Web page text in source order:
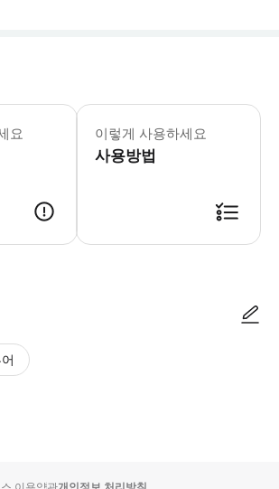
요
* 소요시간 : 180분 (옵션에 따라 소요
이렇게 사용하세요
사용방법